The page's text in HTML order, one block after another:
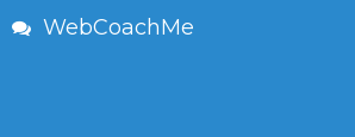
WebCoachMe